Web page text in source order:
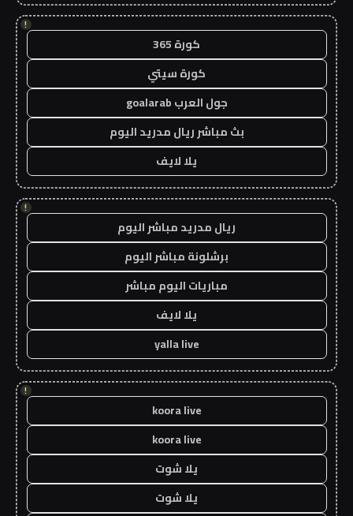
!
كورة 365
كورة سيتي
جول العرب goalarab
بث مباشر ريال مدريد اليوم
يلا لايف
!
ريال مدريد مباشر اليوم
برشلونة مباشر اليوم
مباريات اليوم مباشر
يلا لايف
yalla live
!
koora live
koora live
يلا شوت
يلا شوت